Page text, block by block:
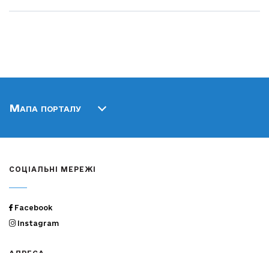
Мапа порталу
СОЦІАЛЬНІ МЕРЕЖІ
Facebook
Instagram